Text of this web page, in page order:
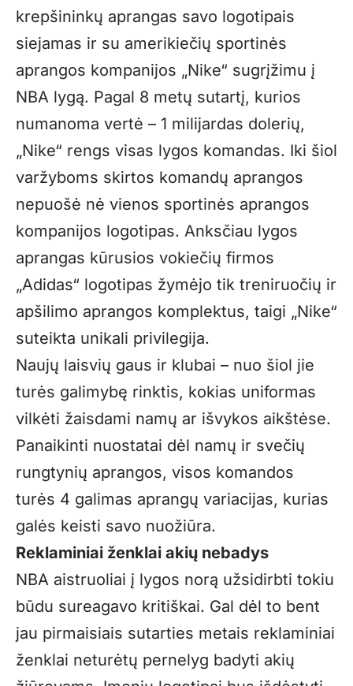
krepšininkų aprangas savo logotipais
siejamas ir su amerikiečių sportinės
aprangos kompanijos „Nike“ sugrįžimu į
NBA lygą. Pagal 8 metų sutartį, kurios
numanoma vertė – 1 milijardas dolerių,
„Nike“ rengs visas lygos komandas. Iki šiol
varžyboms skirtos komandų aprangos
nepuošė nė vienos sportinės aprangos
kompanijos logotipas. Anksčiau lygos
aprangas kūrusios vokiečių firmos
„Adidas“ logotipas žymėjo tik treniruočių ir
apšilimo aprangos komplektus, taigi „Nike“
suteikta unikali privilegija.
Naujų laisvių gaus ir klubai – nuo šiol jie
turės galimybę rinktis, kokias uniformas
vilkėti žaisdami namų ar išvykos aikštėse.
Panaikinti nuostatai dėl namų ir svečių
rungtynių aprangos, visos komandos
turės 4 galimas aprangų variacijas, kurias
galės keisti savo nuožiūra.
Reklaminiai ženklai akių nebadys
NBA aistruoliai į lygos norą užsidirbti tokiu
būdu sureagavo kritiškai. Gal dėl to bent
jau pirmaisiais sutarties metais reklaminiai
ženklai neturėtų pernelyg badyti akių